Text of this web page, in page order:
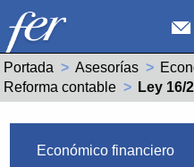
Portada Asesorías
Reforma contable
Actual:
Ley 16/
Económico financiero